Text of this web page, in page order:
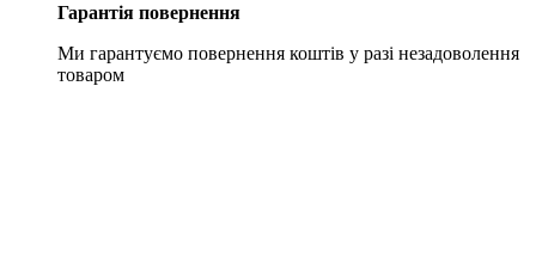
Гарантія повернення
Ми гарантуємо повернення коштів у разі незадоволення
товаром